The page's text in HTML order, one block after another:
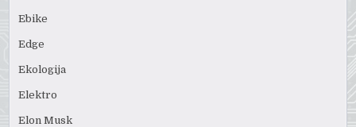
Ebike
Edge
Ekologija
Elektro
Elon Musk